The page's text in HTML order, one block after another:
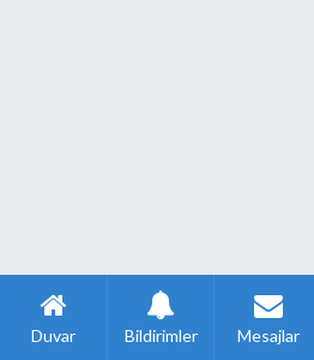
Duvar Bildirimler Mesajlar